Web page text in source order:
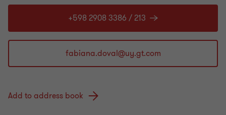
+598 2908 3386 / 213
Add to address book